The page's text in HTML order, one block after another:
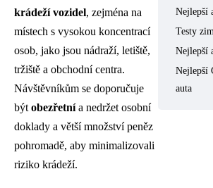
krádeží vozidel, zejména na
místech s vysokou koncentrací
osob, jako jsou nádraží, letiště,
tržiště a obchodní centra.
Návštěvníkům se doporučuje
být obezřetnía nedržet osobní
doklady a větší množství peněz
pohromadě, aby minimalizovali
riziko krádeží.
Nejlepší
Testy
Nejlepší
Nejlepší
auta